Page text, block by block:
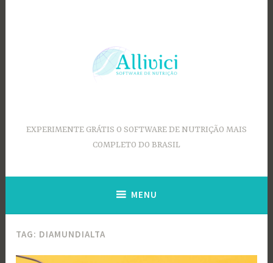
EXPERIMENTE GRÁTIS O SOFTWARE DE NUTRIÇÃO MAIS
COMPLETO DO BRASIL
MENU
TAG: DIAMUNDIALTA